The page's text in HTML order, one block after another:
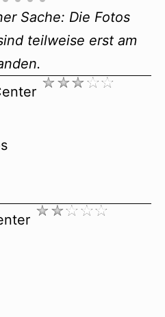
Sache: Die Fotos
teilweise erst am